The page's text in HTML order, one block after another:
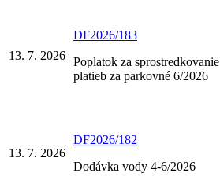
13. 7. 2026
DF2026/183
Poplatok za sprostredkovanie
platieb za parkovné 6/2026
13. 7. 2026
DF2026/182
Dodávka vody 4-6/2026